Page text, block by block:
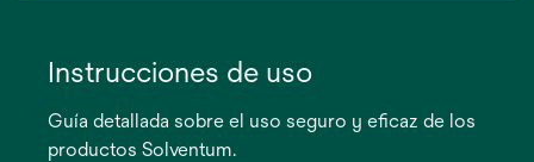
Instrucciones de uso
Guía detallada sobre el uso seguro y eficaz de los
productos Solventum.